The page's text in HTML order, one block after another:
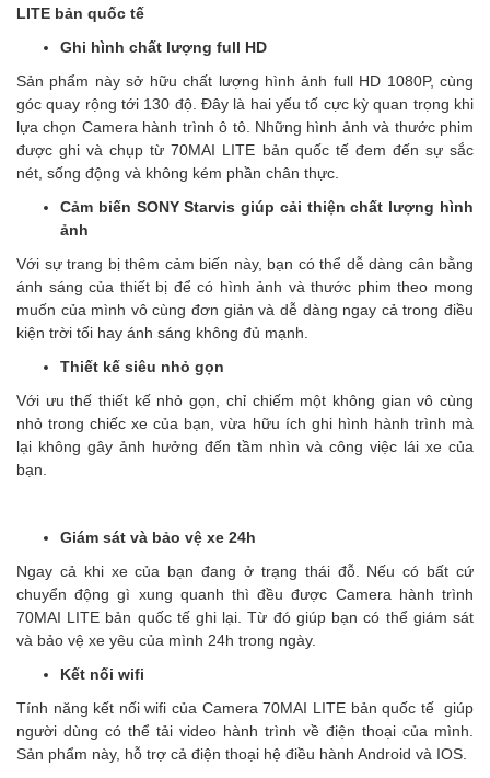
LITE bản quốc tế
Ghi hình chất lượng full HD
Sản phẩm này sở hữu chất lượng hình ảnh full HD 1080P, cùng
góc quay rộng tới 130 độ. Đây là hai yếu tố cực kỳ quan trọng khi
lựa chọn Camera hành trình ô tô. Những hình ảnh và thước phim
được ghi và chụp từ 70MAI LITE bản quốc tế đem đến sự sắc
nét, sống động và không kém phần chân thực.
Cảm biến SONY Starvis giúp cải thiện chất lượng hình
ảnh
Với sự trang bị thêm cảm biến này, bạn có thể dễ dàng cân bằng
ánh sáng của thiết bị để có hình ảnh và thước phim theo mong
muốn của mình vô cùng đơn giản và dễ dàng ngay cả trong điều
kiện trời tối hay ánh sáng không đủ mạnh.
Thiết kế siêu nhỏ gọn
Với ưu thế thiết kế nhỏ gọn, chỉ chiếm một không gian vô cùng
nhỏ trong chiếc xe của bạn, vừa hữu ích ghi hình hành trình mà
lại không gây ảnh hưởng đến tầm nhìn và công việc lái xe của
bạn.
Giám sát và bảo vệ xe 24h
Ngay cả khi xe của bạn đang ở trạng thái đỗ. Nếu có bất cứ
chuyển động gì xung quanh thì đều được Camera hành trình
70MAI LITE bản quốc tế ghi lại. Từ đó giúp bạn có thể giám sát
và bảo vệ xe yêu của mình 24h trong ngày.
Kết nối wifi
Tính năng kết nối wifi của Camera 70MAI LITE bản quốc tế giúp
người dùng có thể tải video hành trình về điện thoại của mình.
Sản phẩm này, hỗ trợ cả điện thoại hệ điều hành Android và IOS.